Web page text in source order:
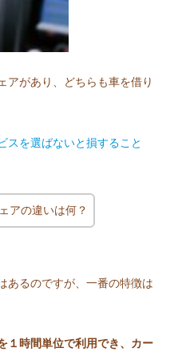
アがあり、どちらも車を借り
スを選ばないと損すること
アの違いは何？
あるのですが、一番の特徴は
１時間単位で利用でき、カー